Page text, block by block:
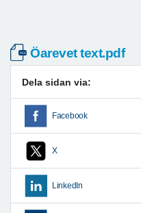
Öarevet text.pdf
Dela sidan via:
Facebook
X
LinkedIn